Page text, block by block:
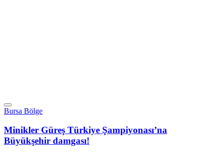
Bursa Bölge
Minikler Güreş Türkiye Şampiyonası’na
Büyükşehir damgası!